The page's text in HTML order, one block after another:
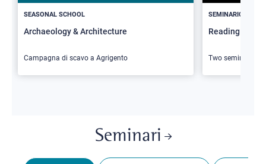
SEASONAL SCHOOL
Archaeology & Architecture
Campagna di scavo a Agrigento
SEMINARIO
Reading
Two seminars
Seminari